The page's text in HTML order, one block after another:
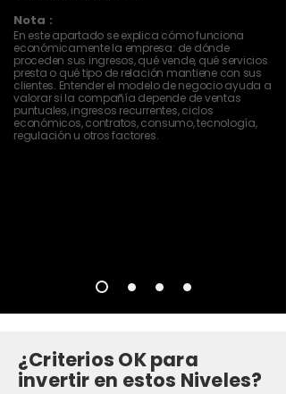
Nota :
En este apartado se explica cómo funciona
económicamente la empresa: de dónde
proceden sus ingresos, qué vende, qué servicios
presta o qué tipo de relación mantiene con sus
clientes. Entender el modelo de negocio ayuda a
valorar si la compañía depende de ventas
puntuales, ingresos recurrentes, ciclos
económicos, contratos, consumo, tecnología,
regulación u otros factores.
¿Criterios OK para
invertir en estos Niveles?